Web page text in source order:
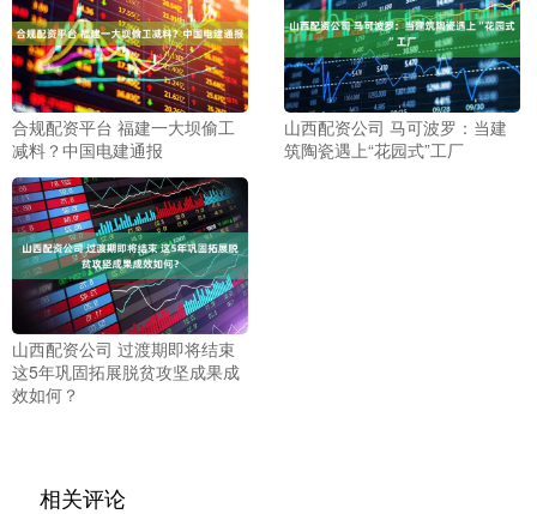
合规配资平台 福建一大坝偷工
减料？中国电建通报
山西配资公司 马可波罗：当建
筑陶瓷遇上“花园式”工厂
山西配资公司 过渡期即将结束
这5年巩固拓展脱贫攻坚成果成
效如何？
相关评论